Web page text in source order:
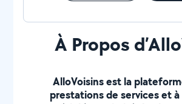
À Propos
AlloVoisins est la
prestations de services et